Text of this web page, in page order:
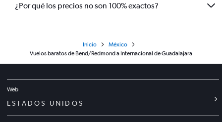
¿Por qué los precios no son 100% exactos?
Inicio
México
Vuelos baratos de Bend/Redmond a Internacional de Guadalajara
Web
ESTADOS UNIDOS